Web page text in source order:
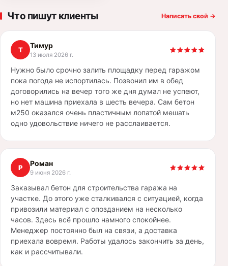
Что пишут клиенты Написать свой →
Т Тимур
13 июля 2026 г.
Нужно было срочно залить площадку перед гаражом
пока погода не испортилась. Позвонил им в обед
договорились на вечер того же дня думал не успеют,
но нет машина приехала в шесть вечера. Сам бетон
м250 оказался очень пластичным лопатой мешать
одно удовольствие ничего не расслаивается.
Р Роман
9 июня 2026 г.
Заказывал бетон для строительства гаража на
участке. До этого уже сталкивался с ситуацией, когда
привозили материал с опозданием на несколько
часов. Здесь всё прошло намного спокойнее.
Менеджер постоянно был на связи, а доставка
приехала вовремя. Работы удалось закончить за день,
как и рассчитывали.